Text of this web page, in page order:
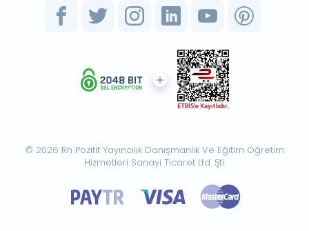
© 2026 Rh Pozitif Yayıncılık Danışmanlık Ve Eğitim Öğretim
Hizmetleri Sanayi Ticaret Ltd. Şti.